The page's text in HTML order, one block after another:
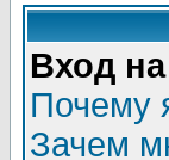
Вход
Почему
Зачем